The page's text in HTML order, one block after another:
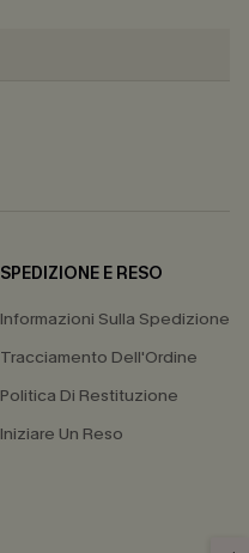
SPEDIZIONE E RESO
Informazioni Sulla Spedizione
Tracciamento Dell'Ordine
Politica Di Restituzione
Iniziare Un Reso